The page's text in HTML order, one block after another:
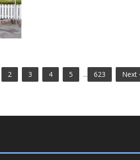
2 3 4 5 ... 623